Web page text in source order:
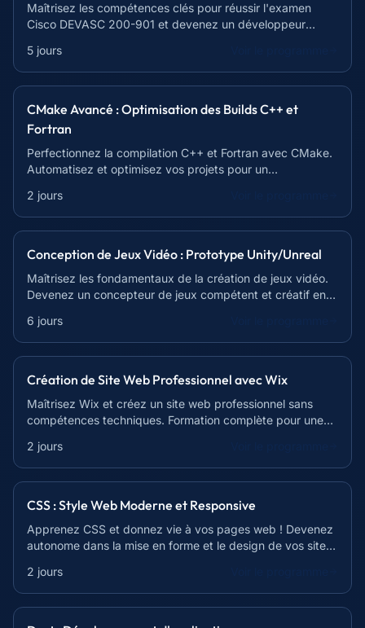
Maîtrisez les compétences clés pour réussir l'examen
Cisco DEVASC 200-901 et devenez un développeur
5 jours
CMake Avancé : Optimisation des Builds C++ et
Fortran
Perfectionnez la compilation C++ et Fortran avec CMake.
Automatisez et optimisez vos projets pour un
2 jours
Conception de Jeux Vidéo : Prototype Unity/Unreal
Maîtrisez les fondamentaux de la création de jeux vidéo.
Devenez un concepteur de jeux compétent et créatif en
6 jours
Création de Site Web Professionnel avec Wix
Maîtrisez Wix et créez un site web professionnel sans
compétences techniques. Formation complète pour une
2 jours
CSS : Style Web Moderne et Responsive
Apprenez CSS et donnez vie à vos pages web ! Devenez
autonome dans la mise en forme et le design de vos sites.
2 jours